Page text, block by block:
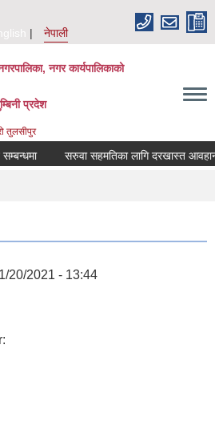
नेपाली
नगर कार्यपालिकाको
प्रदेश
तुलसीपुर
सरुवा सहमतिका लागि दरखास्त आवहान
20/2021 - 13:44